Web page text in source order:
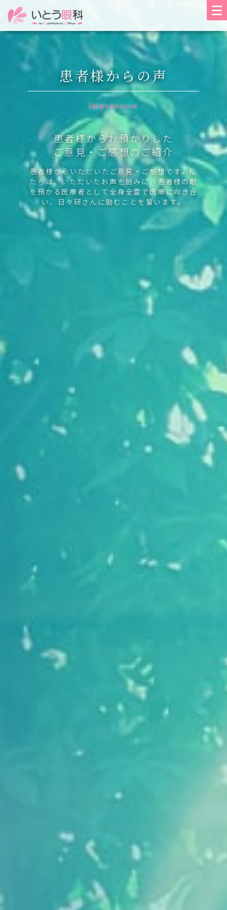
患者様からの声
Impression
患者様からお預かりした
ご意見・ご感想のご紹介
患者様からいただいたご意見・ご感想です。私
たちは、いただいたお声を励みに、患者様の眼
を預かる医療者として全身全霊で医療に向き合
い、日々研さんに励むことを誓います。